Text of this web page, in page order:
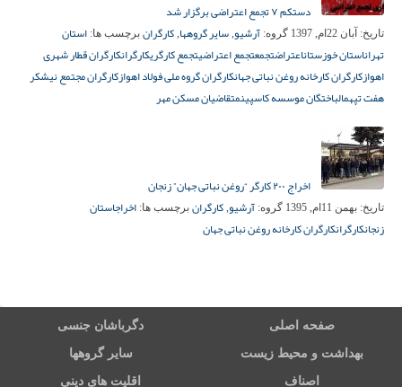
دستکم ۷ تجمع اعتراضی برگزار شد
تاریخ: آبان 22ام, 1397 گروه: آرشیو, سایر گروهها, کارگران برچسب ها: استان
تهراناستان خوزستاناعتراضتجمعتجمع اعتراضیتجمع کارگریکارگرانکارگران قطار شهری
اهوازکارگران کارخانه روغن نباتی جهانکارگران گروه ملی فولاد اهوازکارگران مجتمع نیشکر
هفت تپهمالباختگان موسسه کاسپینمتقاضیان مسکن مهر
اخراج ۲۰۰ کارگر “روغن نباتی جهان” زنجان
تاریخ: بهمن 11ام, 1395 گروه: آرشیو, کارگران برچسب ها: اخراجاستان
زنجانکارگرانکارگران کارخانه روغن نباتی جهان
صفحه اصلی دگرباشان جنسی
بهداشت و محیط زیست سایر گروهها
اصناف اقلیت های دینی